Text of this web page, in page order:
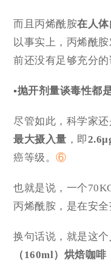
而且丙烯酰胺在人
以事实上，丙烯酰
前还没有足够充分的
▪抛开剂量谈毒性都
尽管如此，科学家
最大摄入量 ，即
癌等级。⑥
也就是说，一个
丙烯酰胺，是在安全
换句话说，就是这
（160ml）烘焙咖啡